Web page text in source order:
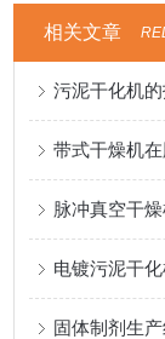
相关文章
污泥干化机
带式干燥机
脉冲真空干
电镀污泥干